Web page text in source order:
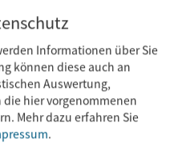
Informationen über Sie
können diese auch an
Auswertung,
hier vorgenommenen
Mehr dazu erfahren Sie
.